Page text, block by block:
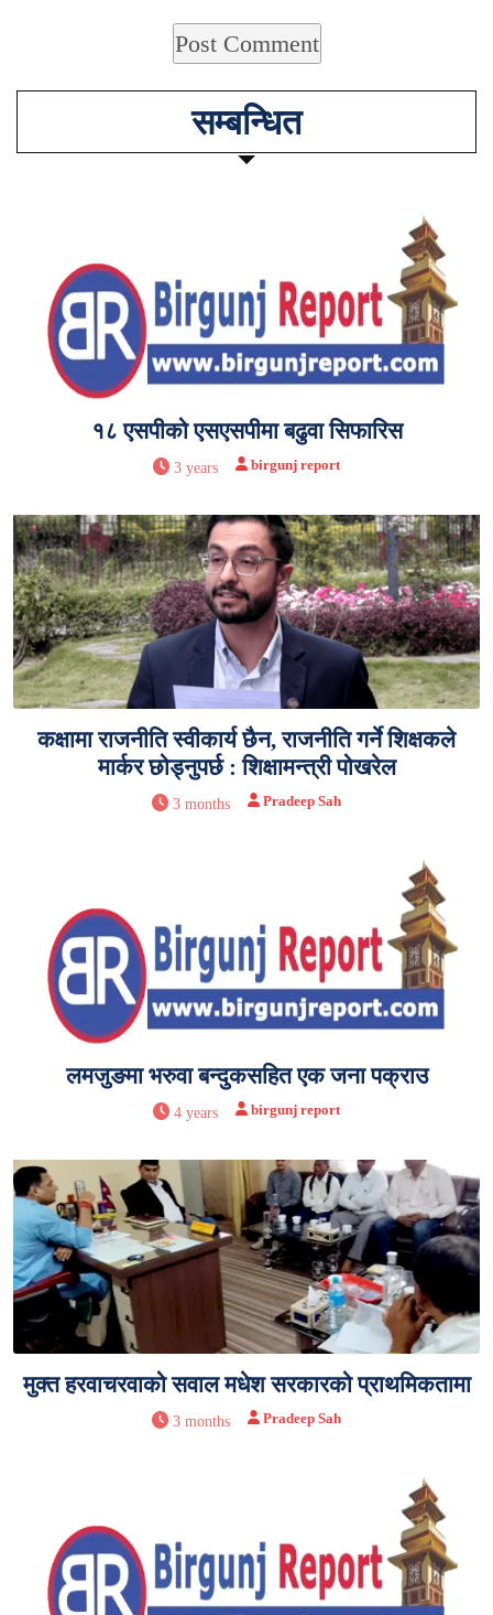
सम्बन्धित
१८ एसपीको एसएसपीमा बढुवा सिफारिस
3 years birgunj report
कक्षामा राजनीति स्वीकार्य छैन, राजनीति गर्ने शिक्षकले
मार्कर छोड्नुपर्छ : शिक्षामन्त्री पोखरेल
3 months Pradeep Sah
लमजुङमा भरुवा बन्दुकसहित एक जना पक्राउ
4 years birgunj report
मुक्त हरवाचरवाको सवाल मधेश सरकारको प्राथमिकतामा
3 months Pradeep Sah